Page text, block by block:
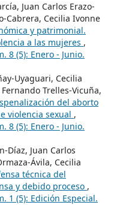
Juan Carlos Erazo-
Cabrera, Cecilia Ivonne
y patrimonial.
a las mujeres ,
8 (5): Enero - Junio.
Uyaguari, Cecilia
Trelles-Vicuña,
del aborto
violencia sexual ,
8 (5): Enero - Junio.
Díaz, Juan Carlos
Ávila, Cecilia
técnica del
y debido proceso ,
1 (5): Edición Especial.